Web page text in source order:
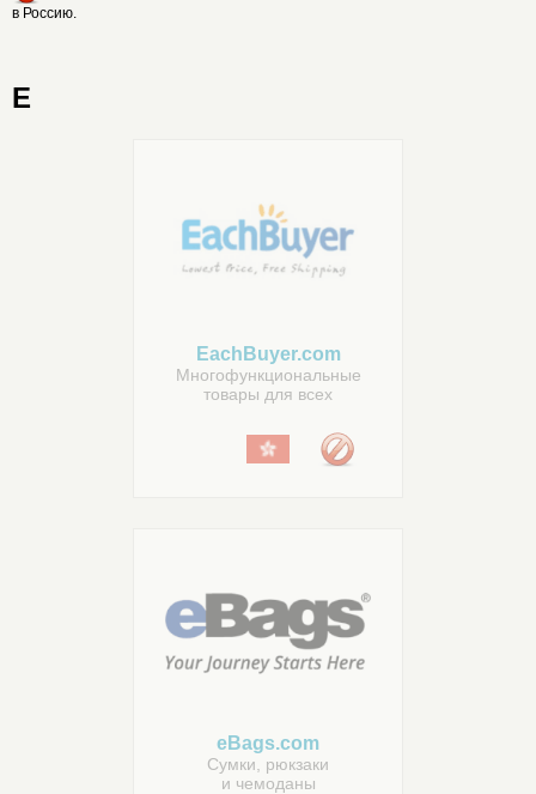
в Россию.
E
EachBuyer.com
Многофункциональные
товары для всех
eBags.com
Сумки, рюкзаки
и чемоданы